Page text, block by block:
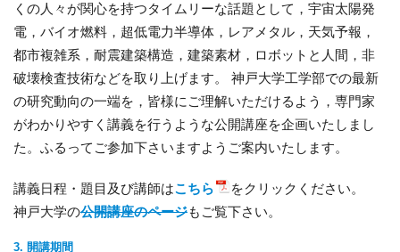
くの人々が関心を持つタイムリーな話題として，宇宙太陽発
電，バイオ燃料，超低電力半導体，レアメタル，天気予報，
都市複雑系，耐震建築構造，建築素材，ロボットと人間，非
破壊検査技術などを取り上げます。 神戸大学工学部での最新
の研究動向の一端を，皆様にご理解いただけるよう，専門家
がわかりやすく講義を行うような公開講座を企画いたしまし
た。ふるってご参加下さいますようご案内いたします。
講義日程・題目及び講師はこちら
をクリックください。
神戸大学の公開講座のページもご覧下さい。
3. 開講期間